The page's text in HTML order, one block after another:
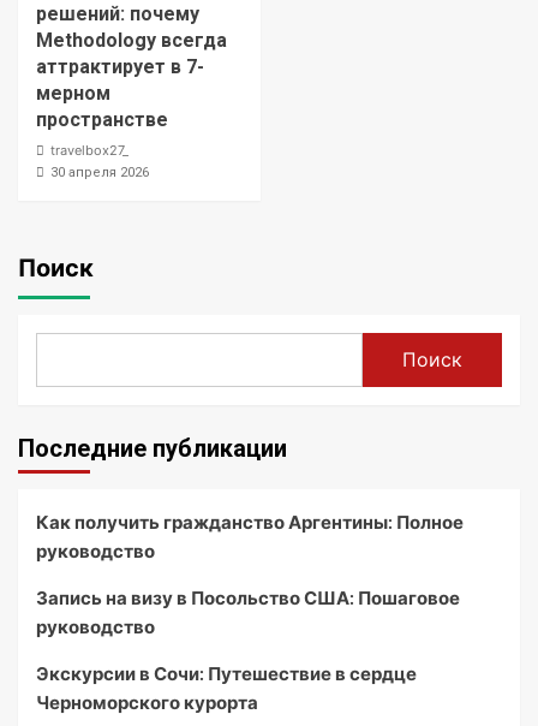
решений: почему
Methodology всегда
аттрактирует в 7-
мерном
пространстве
travelbox27_
30 апреля 2026
Поиск
Поиск
Последние публикации
Как получить гражданство Аргентины: Полное
руководство
Запись на визу в Посольство США: Пошаговое
руководство
Экскурсии в Сочи: Путешествие в сердце
Черноморского курорта